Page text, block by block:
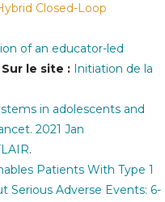
Closed-Loop
of an educator-led
Sur le site : Initiation de la
in adolescents and
2021 Jan
.
Patients With Type 1
Serious Adverse Events: 6-